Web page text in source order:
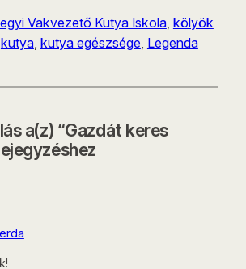
Vakvezető Kutya Iskola, kölyök
kutya, kutya egészsége Legenda
a(z) “Gazdát keres